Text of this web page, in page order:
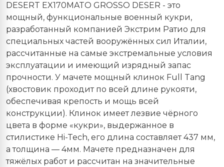
DESERT EX170MATO GROSSO DESER - это
мощный, функциональные военный кукри,
разработанный компанией Экстрим Ратио для
специальных частей вооружённых сил Италии,
рассчитанные на самые экстремальные условия
эксплуатации и имеющий изрядный запас
прочности. У мачете мощный клинок Full Tang
(хвостовик проходит по всей длине рукояти,
обеспечивая крепость и мощь всей
конструкции). Клинок имеет лезвие чёрного
цвета в форме «кукри», выдержанное в
стилистике Hi-Tech, его длина составляет 437 мм,
а толщина — 4мм. Мачете предназначен для
тяжёлых работ и рассчитан на значительные